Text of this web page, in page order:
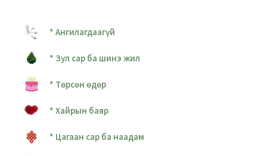
* Ангилагдаагүй
* Зул сар ба шинэ жил
* Төрсөн өдөр
* Хайрын баяр
* Цагаан сар ба наадам